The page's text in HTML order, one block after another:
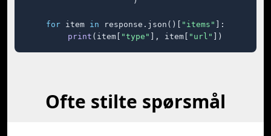
for item in response.json()[ "items"
]:
print (item[ "type" ], item[ "url" ])
Ofte stilte spørsmål